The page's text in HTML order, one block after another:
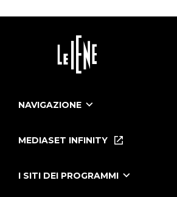
NAVIGAZIONE
Le Iene Presentano Inside
Tutti i servizi
MEDIASET INFINITY
I SITI DEI PROGRAMMI